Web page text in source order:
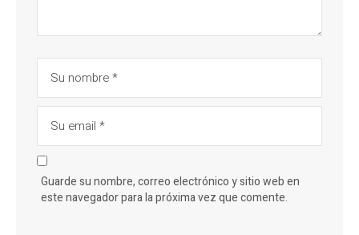
Guarde su nombre, correo electrónico y sitio web en
este navegador para la próxima vez que comente.